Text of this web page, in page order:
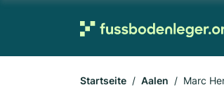
Startseite Aalen Marc